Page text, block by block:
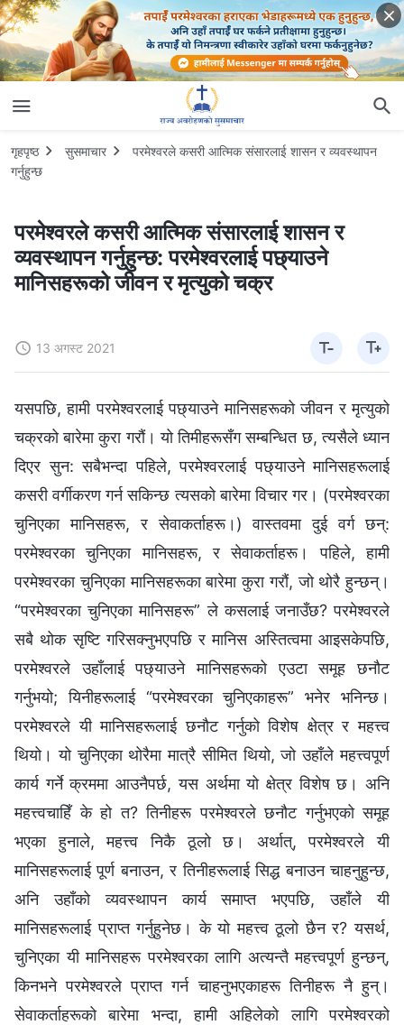
गृहपृष्ठ सुसमाचार
परमेश्‍वरले कसरी आत्मिक संसारलाई शासन र व्यवस्थापन
गर्नुहुन्छ
परमेश्‍वरले कसरी आत्मिक संसारलाई शासन र
व्यवस्थापन गर्नुहुन्छ: परमेश्‍वरलाई पछ्याउने
मानिसहरूको जीवन र मृत्युको चक्र
13 अगस्ट 2021
यसपछि, हामी परमेश्‍वरलाई पछ्याउने मानिसहरूको जीवन र मृत्युको
चक्रको बारेमा कुरा गरौं। यो तिमीहरूसँग सम्‍बन्धित छ, त्यसैले ध्यान
दिएर सुन: सबैभन्दा पहिले, परमेश्‍वरलाई पछ्याउने मानिसहरूलाई
कसरी वर्गीकरण गर्न सकिन्छ त्यसको बारेमा विचार गर। (परमेश्‍वरका
चुनिएका मानिसहरू, र सेवाकर्ताहरू।) वास्तवमा दुई वर्ग छन्:
परमेश्‍वरका चुनिएका मानिसहरू, र सेवाकर्ताहरू। पहिले, हामी
परमेश्‍वरका चुनिएका मानिसहरूका बारेमा कुरा गरौं, जो थोरै हुन्छन्।
“परमेश्‍वरका चुनिएका मानिसहरू” ले कसलाई जनाउँछ? परमेश्‍वरले
सबै थोक सृष्टि गरिसक्‍नुभएपछि र मानिस अस्तित्वमा आइसकेपछि,
परमेश्‍वरले उहाँलाई पछ्याउने मानिसहरूको एउटा समूह छनौट
गर्नुभयो; यिनीहरूलाई “परमेश्‍वरका चुनिएकाहरू” भनेर भनिन्छ।
परमेश्‍वरले यी मानिसहरूलाई छनौट गर्नुको विशेष क्षेत्र र महत्त्व
थियो। यो चुनिएका थोरैमा मात्रै सीमित थियो, जो उहाँले महत्त्वपूर्ण
कार्य गर्ने क्रममा आउनैपर्छ, यस अर्थमा यो क्षेत्र विशेष छ। अनि
महत्त्वचाहिँ के हो त? तिनीहरू परमेश्‍वरले छनौट गर्नुभएको समूह
भएका हुनाले, महत्त्व निकै ठूलो छ। अर्थात्, परमेश्‍वरले यी
मानिसहरूलाई पूर्ण बनाउन, र तिनीहरूलाई सिद्ध बनाउन चाहनुहुन्छ,
अनि उहाँको व्यवस्थापन कार्य समाप्त भएपछि, उहाँले यी
मानिसहरूलाई प्राप्त गर्नुहुनेछ। के यो महत्त्व ठूलो छैन र? यसर्थ,
चुनिएका यी मानिसहरू परमेश्‍वरका लागि अत्यन्तै महत्त्वपूर्ण हुन्छन्,
किनभने परमेश्‍वरले प्राप्त गर्न चाहनुभएकाहरू तिनीहरू नै हुन्।
सेवाकर्ताहरूको बारेमा भन्दा, हामी अहिलेको लागि परमेश्‍वरको